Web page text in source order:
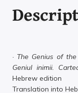
· The Genius of
Geniul inimii.
Hebrew edition
Translation into